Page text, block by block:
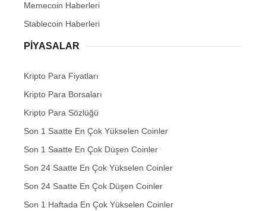
Memecoin Haberleri
Stablecoin Haberleri
PIYASALAR
Kripto Para Fiyatları
Kripto Para Borsaları
Kripto Para Sözlüğü
Son 1 Saatte En Çok Yükselen Coinler
Son 1 Saatte En Çok Düşen Coinler
Son 24 Saatte En Çok Yükselen Coinler
Son 24 Saatte En Çok Düşen Coinler
Son 1 Haftada En Çok Yükselen Coinler